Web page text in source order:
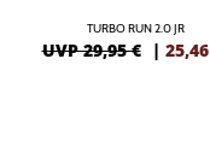
TURBO RUN 2.0 JR
UVP 29,95 € | 25,46